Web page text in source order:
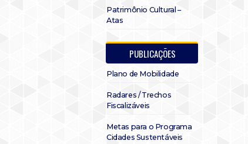
Patrimônio Cultural –
Atas
PUBLICAÇÕES
Plano de Mobilidade
Radares / Trechos
Fiscalizáveis
Metas para o Programa
Cidades Sustentáveis